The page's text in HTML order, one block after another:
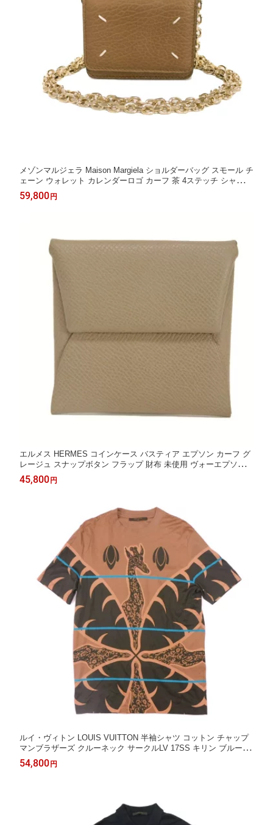
メゾンマルジェラ Maison Margiela ショルダーバッグ スモール チ
ェーン ウォレット カレンダーロゴ カーフ 茶 4ステッチ シャモア
S56UI0148 P4455 T2172 メンズ レディースバッグ かばん エレガ
ント 高級 上品 大人 ブランド【中古】
59,800円
エルメス HERMES コインケース バスティア エプソン カーフ グ
レージュ スナップボタン フラップ 財布 未使用 ヴォーエプソン
エトゥープ W刻印 メンズ レディースサイフ エレガント 高級 上
品 大人 ブランド【中古】
45,800円
ルイ・ヴィトン LOUIS VUITTON 半袖シャツ コットン チャップ
マンブラザーズ クルーネック サークルLV 17SS キリン ブルー L
180/100 サバンナ ブラウン メンズ エレガント 高級 上品 大人 ブ
ランド【中古】
54,800円